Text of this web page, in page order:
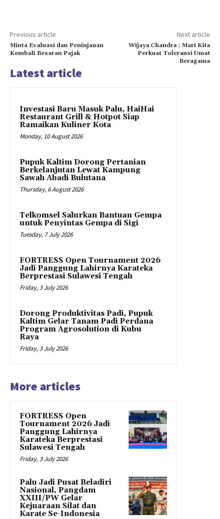
Previous article
Minta Evaluasi dan Peninjauan
Kembali Besaran Pajak
Next article
Wijaya Chandra : Mari Kita
Perkuat Toleransi Umat
Beragama
Latest article
Investasi Baru Masuk Palu, HaiHai
Restaurant Grill & Hotpot Siap
Ramaikan Kuliner Kota
Monday, 10 August 2026
Pupuk Kaltim Dorong Pertanian
Berkelanjutan Lewat Kampung
Sawah Abadi Bulutana
Thursday, 6 August 2026
Telkomsel Salurkan Bantuan Gempa
untuk Penyintas Gempa di Sigi
Tuesday, 7 July 2026
FORTRESS Open Tournament 2026
Jadi Panggung Lahirnya Karateka
Berprestasi Sulawesi Tengah
Friday, 3 July 2026
Dorong Produktivitas Padi, Pupuk
Kaltim Gelar Tanam Padi Perdana
Program Agrosolution di Kubu
Raya
Friday, 3 July 2026
More articles
FORTRESS Open
Tournament 2026 Jadi
Panggung Lahirnya
Karateka Berprestasi
Sulawesi Tengah
Friday, 3 July 2026
Palu Jadi Pusat Beladiri
Nasional, Pangdam
XXIII/PW Gelar
Kejuaraan Silat dan
Karate Se-Indonesia